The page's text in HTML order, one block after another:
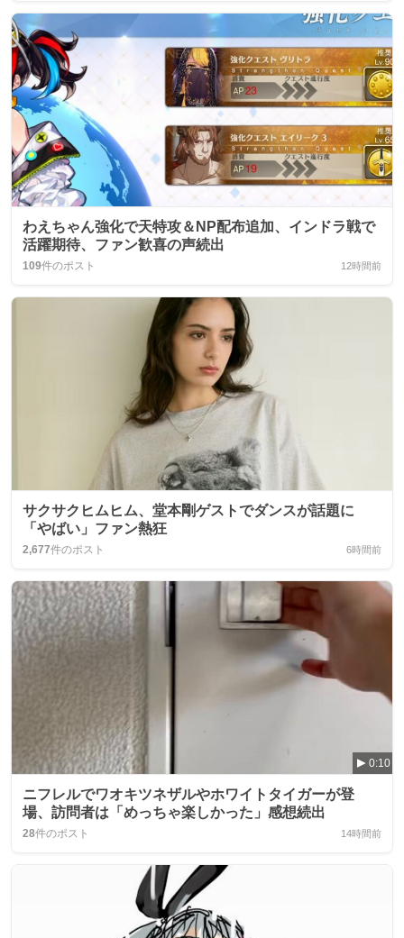
わえちゃん強化で天特攻＆NP配布追加、インドラ戦で
活躍期待、ファン歓喜の声続出
109件のポスト 12時間前
サクサクヒムヒム、堂本剛ゲストでダンスが話題に
「やばい」ファン熱狂
2,677件のポスト 6時間前
0:10
ニフレルでワオキツネザルやホワイトタイガーが登
場、訪問者は「めっちゃ楽しかった」感想続出
28件のポスト 14時間前